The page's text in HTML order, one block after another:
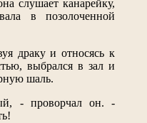
слушает канарейку,
в позолоченной
драку и относясь к
выбрался в зал и
шаль.
- проворчал он. -